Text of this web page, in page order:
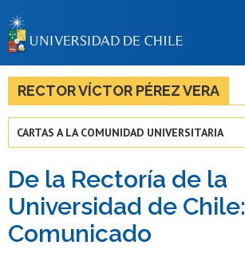
BIBLIOTECAS
LA UNIVERSIDAD
Estudiantes
Académicas/os
Funcionarias/os
Egresadas/os
RECTOR VÍCTOR PÉREZ VERA
CARTAS A LA COMUNIDAD UNIVERSITARIA
De la Rectoría de la
Universidad de Chile:
Comunicado